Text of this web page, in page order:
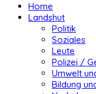
Home
Landshut
Politik
Soziales
Leute
Polizei /
Umwelt
Bildung